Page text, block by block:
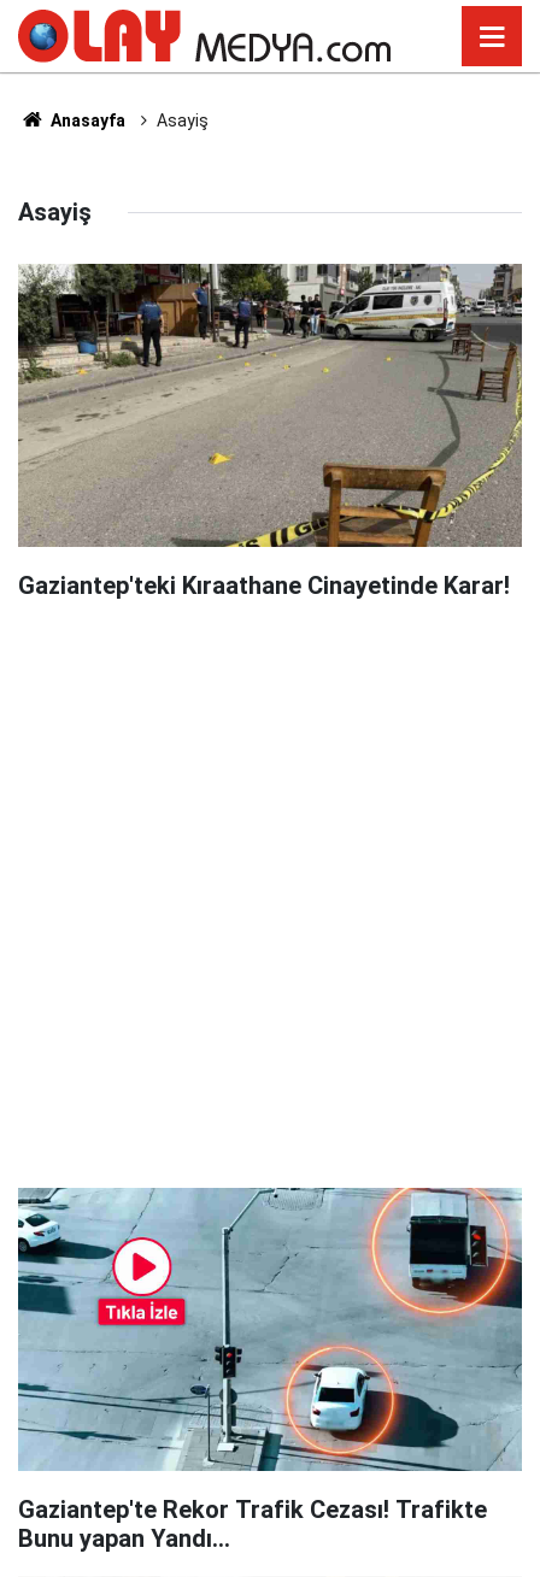
Anasayfa Asayiş
Asayiş
Gaziantep'teki Kıraathane Cinayetinde Karar!
Gaziantep'te Rekor Trafik Cezası! Trafikte
Bunu yapan Yandı...